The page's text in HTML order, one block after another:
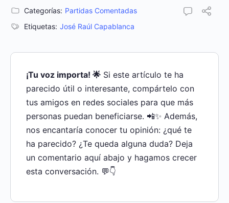
Categorías: Partidas Comentadas
Etiquetas: José Raúl Capablanca
¡Tu voz importa! 🌟 Si este artículo te ha
parecido útil o interesante, compártelo con
tus amigos en redes sociales para que más
personas puedan beneficiarse. 📲✨ Además,
nos encantaría conocer tu opinión: ¿qué te
ha parecido? ¿Te queda alguna duda? Deja
un comentario aquí abajo y hagamos crecer
esta conversación. 💬👇